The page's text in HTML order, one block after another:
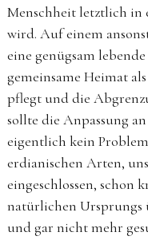
Menschheit letztlich in
wird. Auf einem
eine genügsam
gemeinsame Heimat
pflegt und die
sollte die Anpassung
eigentlich kein
erdianischen Arten,
eingeschlossen, schon
natürlichen Ursprungs
und gar nicht mehr